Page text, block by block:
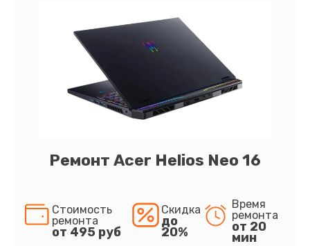
Ремонт Acer Helios Neo 16
Стоимость
ремонта
от 495 руб
Скидка
до
20%
Время
ремонта
от 20
мин